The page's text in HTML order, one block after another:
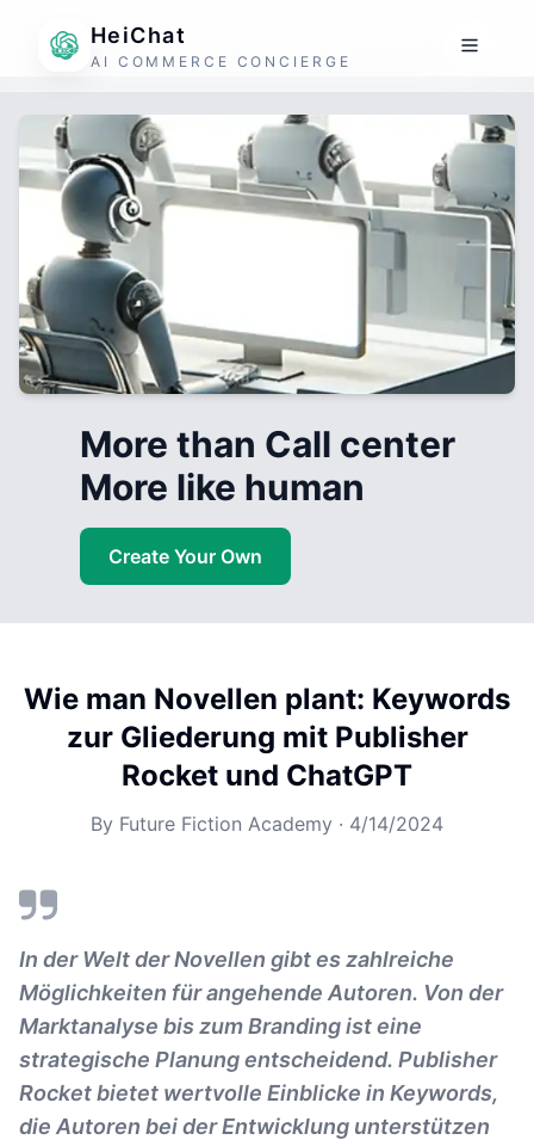
HeiChat
AI COMMERCE CONCIERGE
More than Call center
More like human
Create Your Own
Wie man Novellen plant: Keywords
zur Gliederung mit Publisher
Rocket und ChatGPT
By Future Fiction Academy · 4/14/2024
In der Welt der Novellen gibt es zahlreiche
Möglichkeiten für angehende Autoren. Von der
Marktanalyse bis zum Branding ist eine
strategische Planung entscheidend. Publisher
Rocket bietet wertvolle Einblicke in Keywords,
die Autoren bei der Entwicklung unterstützen